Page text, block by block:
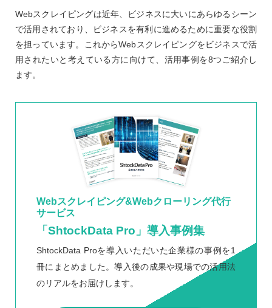
Webスクレイピングは近年、ビジネスに大いにあらゆるシーン
で活用されており、ビジネスを有利に進めるために重要な役割
を担っています。これからWebスクレイピングをビジネスで活
用されたいと考えている方に向けて、活用事例を8つご紹介し
ます。
Webスクレイピング&Webクローリング代行
サービス
「ShtockData Pro」導入事例集
ShtockData Proを導入いただいた企業様の事例を1
冊にまとめました。導入後の成果や現場での活用法
のリアルをお届けします。